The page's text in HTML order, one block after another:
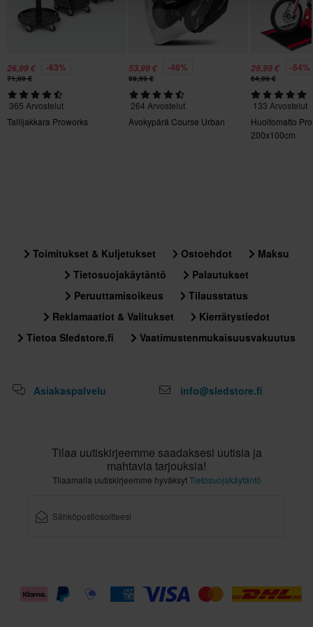
KESTÄVYYS: Muoviton pakkaus
KOKO: S–2XL
26,99 € -63%
71,99 €
365 Arvostelut
Tallijakkara Proworks
53,99 € -46%
99,99 €
264 Arvostelut
Avokypärä Course Urban
29,99 € -54%
64,99 €
133 Arvostelut
Huoltomatto
200x100cm
Toimitukset & Kuljetukset Ostoehdot
Maksu
Tietosuojakäytäntö
Palautukset
Peruuttamisoikeus
Tilausstatus
Reklamaatiot & Valitukset
Kierrätystiedot
Tietoa Sledstore.fi
Vaatimustenmukaisuusvakuutus
Asiakaspalvelu info@sledstore.fi
Tilaa uutiskirjeemme saadaksesi uutisia ja
mahtavia tarjouksia!
Tilaamalla uutiskirjeemme hyväksytTietosuojakäytäntö